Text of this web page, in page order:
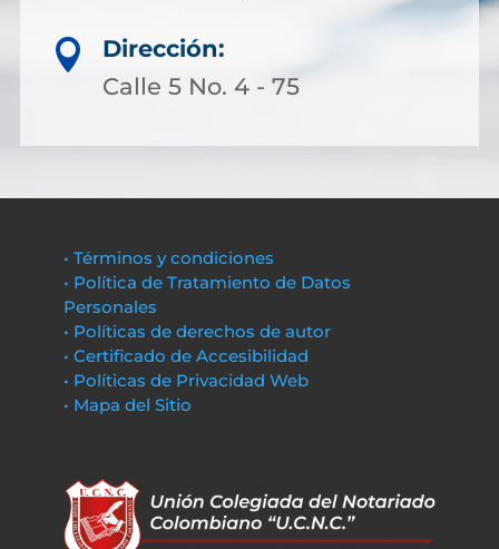

Dirección:
Calle 5 No. 4 - 75
• Términos y condiciones
• Política de Tratamiento de Datos
Personales
• Políticas de derechos de autor
• Certificado de Accesibilidad
• Políticas de Privacidad Web
• Mapa del Sitio